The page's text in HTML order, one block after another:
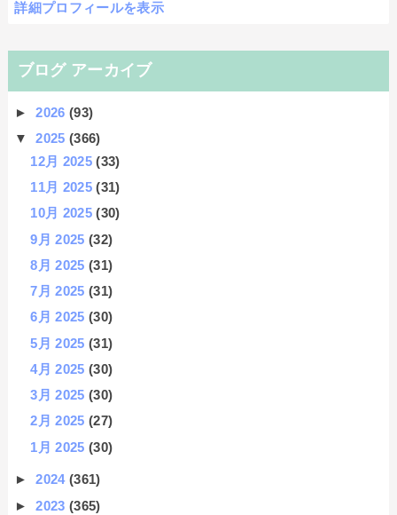
詳細プロフィールを表示
ブログ アーカイブ
►2026(93)
▼2025(366)
12月 2025(33)
11月 2025(31)
10月 2025(30)
9月 2025(32)
8月 2025(31)
7月 2025(31)
6月 2025(30)
5月 2025(31)
4月 2025(30)
3月 2025(30)
2月 2025(27)
1月 2025(30)
►2024(361)
►2023(365)